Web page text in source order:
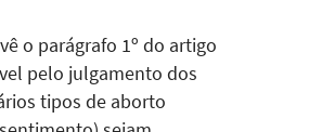
o parágrafo 1º do artigo
pelo julgamento dos
tipos de aborto